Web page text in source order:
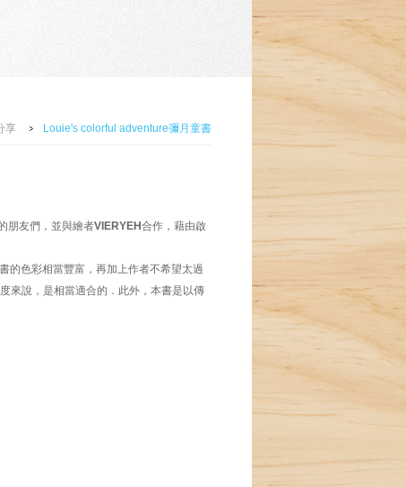
Louie's colorful adventure彌月童書
享
朋友們，並與繪者VIERYEH 合作，藉由啟
的色彩相當豐富，再加上作者不希望太過
來說，是相當適合的．此外，本書是以傳